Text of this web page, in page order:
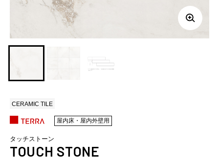
CERAMIC TILE
屋内床・屋内外壁用
タッチストーン
TOUCH STONE